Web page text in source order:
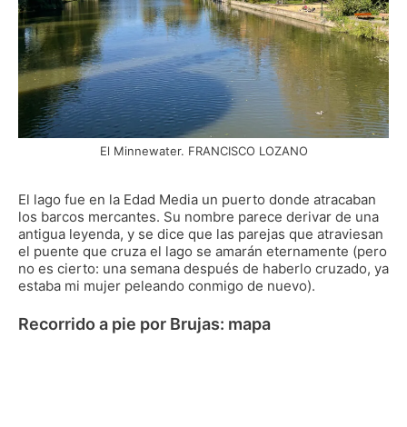
El Minnewater. FRANCISCO LOZANO
El lago fue en la Edad Media un puerto donde atracaban
los barcos mercantes. Su nombre parece derivar de una
antigua leyenda, y se dice que las parejas que atraviesan
el puente que cruza el lago se amarán eternamente (pero
no es cierto: una semana después de haberlo cruzado, ya
estaba mi mujer peleando conmigo de nuevo).
Recorrido a pie por Brujas: mapa